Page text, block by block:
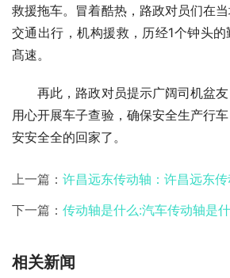
救援拖车。冒着酷热，路政对员们在
交通出行，机构援救，历经1个钟头
髙速。
再此，路政对员提示广阔司机盆友
用心开展车子查验，确保安全生产行
安安全全的回家了。
上一篇： 许昌远东传动轴：许昌远东
下一篇： 传动轴是什么:汽车传动轴是
相关新闻